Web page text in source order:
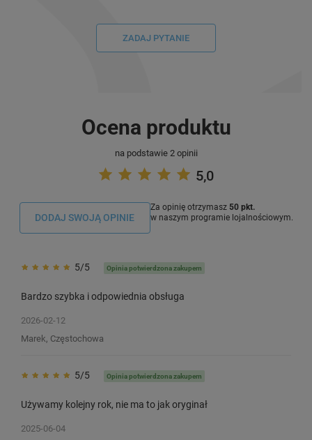
Taśma DYMO D1-45010 12 mm x 7 m
2
75,00 zł DO KOSZYKA
ZADAJ PYTANIE
Ocena produktu
na podstawie 2 opinii
5,0
DODAJ SWOJĄ OPINIE
Za opinię otrzymasz 50 pkt.
w naszym programie lojalnościowym.
5/5 Opinia potwierdzona zakupem
Bardzo szybka i odpowiednia obsługa
2026-02-12
Marek, Częstochowa
5/5 Opinia potwierdzona zakupem
Używamy kolejny rok, nie ma to jak oryginał
2025-06-04